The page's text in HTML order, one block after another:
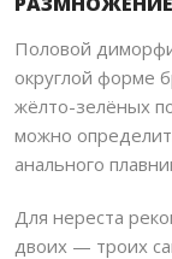
Половой
округлой форме
жёлто-зелёных
можно
анального
Для нереста
двоих — троих